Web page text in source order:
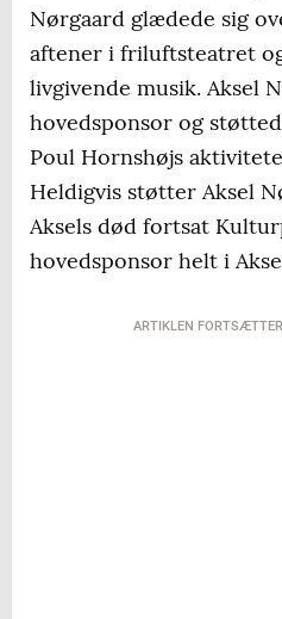
Nørgaard glædede sig
aftener i friluftsteatret
livgivende musik. Aksel
hovedsponsor og
Poul Hornshøjs
Heldigvis støtter Aksel
Aksels død fortsat
hovedsponsor helt i
ARTIKLEN